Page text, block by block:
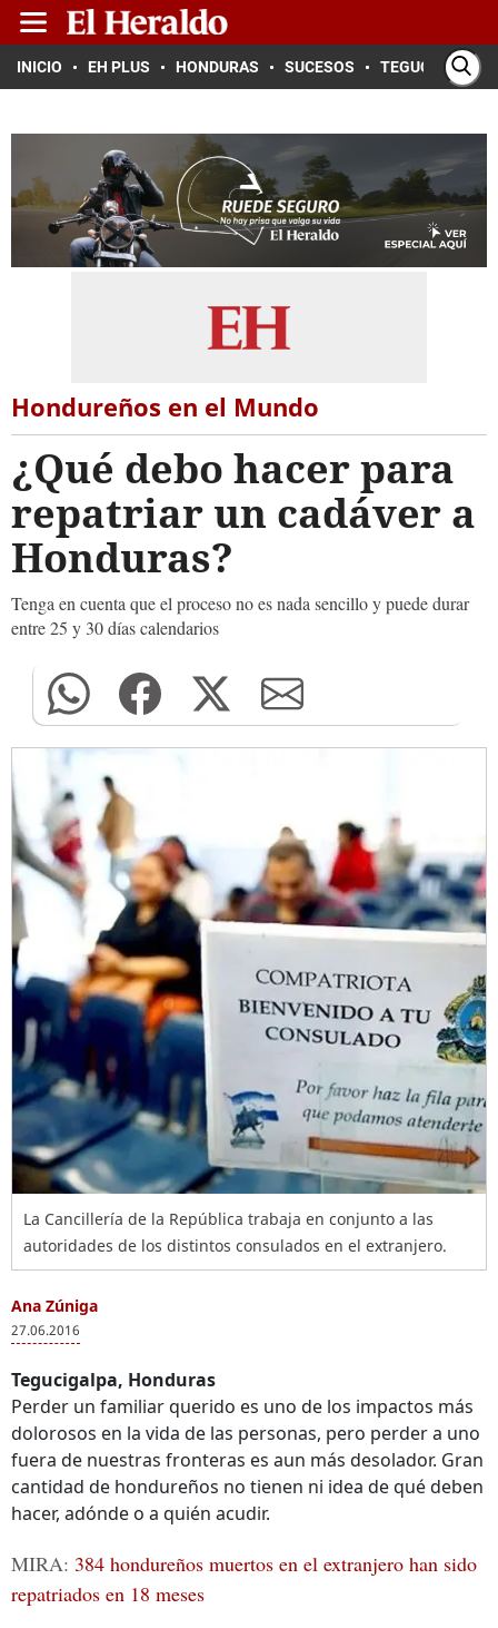
INICIO EH PLUS HONDURAS SUCESOS TEGUCIGALPA
Hondureños en el Mundo
¿Qué debo hacer para
repatriar un cadáver a
Honduras?
Tenga en cuenta que el proceso no es nada sencillo y puede durar
entre 25 y 30 días calendarios
La Cancillería de la República trabaja en conjunto a las
autoridades de los distintos consulados en el extranjero.
Ana Zúniga
27.06.2016
Tegucigalpa, Honduras
Perder un familiar querido es uno de los impactos más
dolorosos en la vida de las personas, pero perder a uno
fuera de nuestras fronteras es aun más desolador. Gran
cantidad de hondureños no tienen ni idea de qué deben
hacer, adónde o a quién acudir.
MIRA: 384 hondureños muertos en el extranjero han sido
repatriados en 18 meses